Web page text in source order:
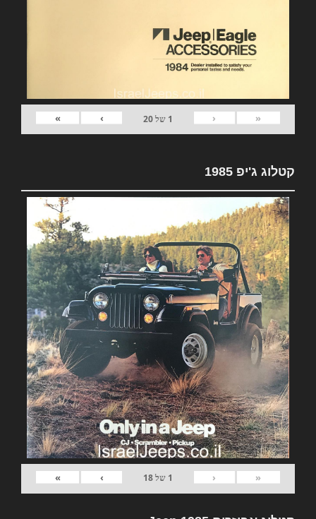
«
‹
1 של20
›
»
קטלוג ג'יפ 1985
«
‹
1 של18
›
»